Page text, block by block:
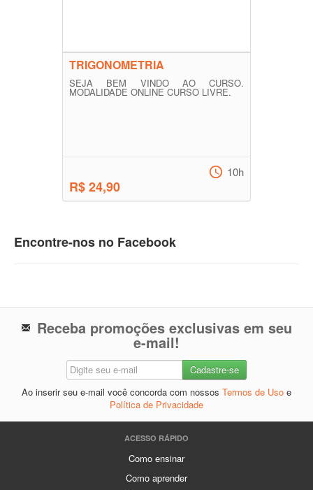
TRIGONOMETRIA
SEJA BEM VINDO AO CURSO.
MODALIDADE ONLINE CURSO LIVRE.
R$ 24,90
10h
Encontre-nos no Facebook
Receba promoções exclusivas em seu
e-mail!
Ao inserir seu e-mail você concorda com nossos Termos de Uso e
Política de Privacidade
ACESSO RÁPIDO
Como ensinar
Como aprender